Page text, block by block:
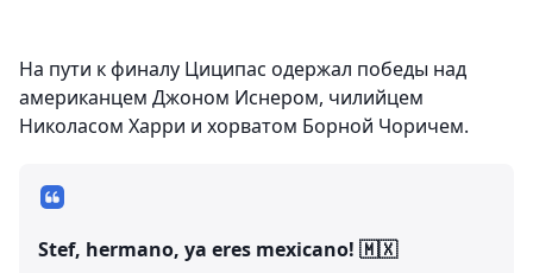
На пути к финалу Циципас одержал победы над
американцем Джоном Иснером, чилийцем
Николасом Харри и хорватом Борной Чоричем.
Stef, hermano, ya eres mexicano! 🇲🇽